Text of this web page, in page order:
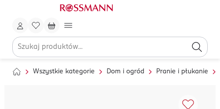
Wszystkie kategorie Dom i ogród Pranie i płukanie